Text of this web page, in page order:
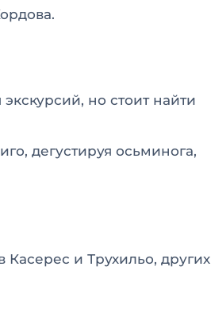
но стоит найти
дегустируя осьминога,
и Трухильо, других